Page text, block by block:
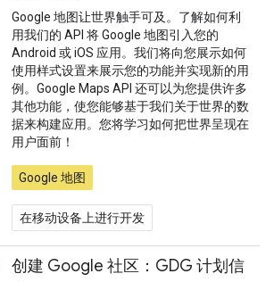
Google 地图让世界触手可及。了解如何利
用我们的 API 将 Google 地图引入您的
Android 或 iOS 应用。我们将向您展示如何
使用样式设置来展示您的功能并实现新的用
例。Google Maps API 还可以为您提供许多
其他功能，使您能够基于我们关于世界的数
据来构建应用。您将学习如何把世界呈现在
用户面前！
Google 地图
在移动设备上进行开发
创建 Google 社区：GDG 计划信